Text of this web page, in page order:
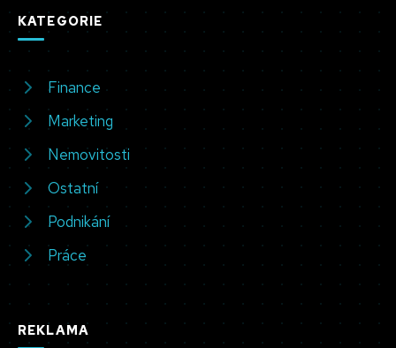
KATEGORIE
Finance
Marketing
Nemovitosti
Ostatní
Podnikání
Práce
REKLAMA